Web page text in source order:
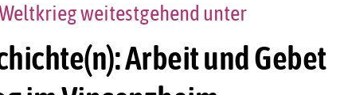
Arbeit und Gebet
weitestgehend unter